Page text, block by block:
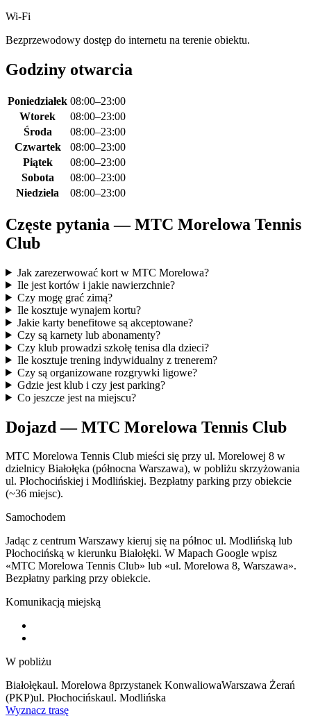
Wi-Fi
Bezprzewodowy dostęp do internetu na terenie obiektu.
Godziny otwarcia
Poniedziałek 08:00–23:00
Wtorek
08:00–23:00
Środa
08:00–23:00
Czwartek
08:00–23:00
Piątek
08:00–23:00
Sobota
08:00–23:00
Niedziela
08:00–23:00
Częste pytania — MTC Morelowa Tennis
Club
Jak zarezerwować kort w MTC Morelowa?
Ile jest kortów i jakie nawierzchnie?
Czy mogę grać zimą?
Ile kosztuje wynajem kortu?
Jakie karty benefitowe są akceptowane?
Czy są karnety lub abonamenty?
Czy klub prowadzi szkołę tenisa dla dzieci?
Ile kosztuje trening indywidualny z trenerem?
Czy są organizowane rozgrywki ligowe?
Gdzie jest klub i czy jest parking?
Co jeszcze jest na miejscu?
Dojazd — MTC Morelowa Tennis Club
MTC Morelowa Tennis Club mieści się przy ul. Morelowej 8 w
dzielnicy Białołęka (północna Warszawa), w pobliżu skrzyżowania
ul. Płochocińskiej i Modlińskiej. Bezpłatny parking przy obiekcie
(~36 miejsc).
Samochodem
Jadąc z centrum Warszawy kieruj się na północ ul. Modlińską lub
Płochocińską w kierunku Białołęki. W Mapach Google wpisz
«MTC Morelowa Tennis Club» lub «ul. Morelowa 8, Warszawa».
Bezpłatny parking przy obiekcie.
Komunikacją miejską
W pobliżu
Białołękaul. Morelowa 8przystanek KonwaliowaWarszawa Żerań
(PKP)ul. Płochocińskaul. Modlińska
Wyznacz trasę